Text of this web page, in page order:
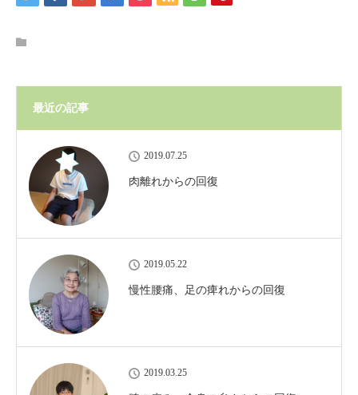
最近の記事
2019.07.25
肉離れからの回復
2019.05.22
慢性腰痛、足の痺れからの回復
2019.03.25